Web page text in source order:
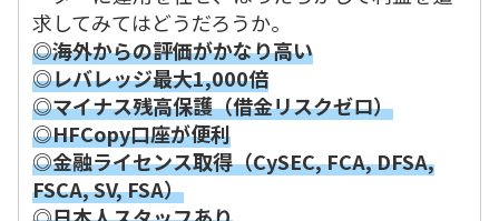
求してみてはどうだろうか。
◎海外からの評価がかなり高い
◎レバレッジ最大1,000倍
◎マイナス残高保護（借金リスクゼロ）
◎HFCopy口座が便利
◎金融ライセンス取得（CySEC, FCA, DFSA,
FSCA, SV, FSA）